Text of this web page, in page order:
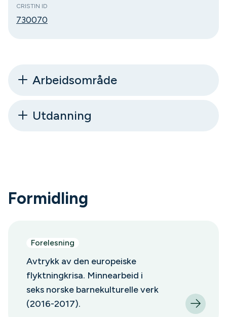
CRISTIN ID
730070
Arbeidsområde
Utdanning
Formidling
Forelesning
Avtrykk av den europeiske
flyktningkrisa. Minnearbeid i
seks norske barnekulturelle verk
(2016-2017).